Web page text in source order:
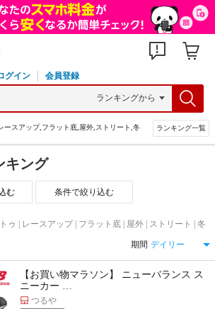
グイン 会員登録
ースアップ,フラット底,屋外,ストリート,冬 ランキング一覧
キング
条件で絞り込む
ゥ | レースアップ | フラット底 | 屋外 | ストリート | 冬
期間
【お買い物マラソン】 ニューバランス ス
ニーカー …
つるや